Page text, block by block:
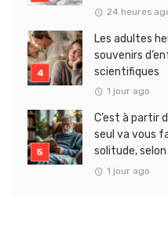
24 heures
Les adultes
souvenirs
scientifiques
1 jour ago
C’est à partir
seul va vous
solitude,
1 jour ago